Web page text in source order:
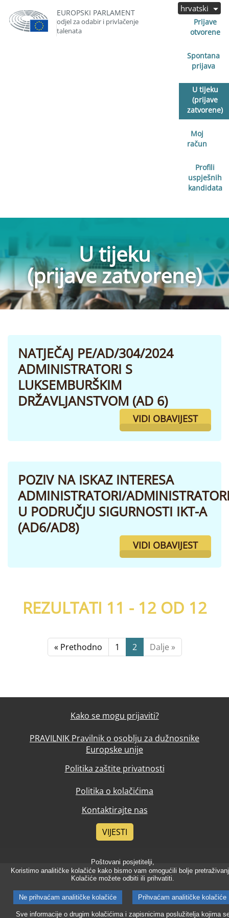
Poštovani posjetitelji,
Koristimo analitičke kolačiće kako bismo vam omogućili bolje
Kolačiće možete odbiti ili prihvatiti.
Ne prihvaćam analitičke kolačiće Prihvaćam analitičke kolačiće
Sve informacije o drugim kolačićima i zapisnicima poslužitelja kojima
EUROPSKI PARLAMENT
odjel za odabir i privlačenje
talenata
Prijave
otvorene
Spontana
prijava
U tijeku
(prijave
zatvorene)
Moj
račun
Profili
uspješnih
kandidata
hrvatski
U tijeku
(prijave zatvorene)
NATJEČAJ PE/AD/304/2024
ADMINISTRATORI S
LUKSEMBURŠKIM
DRŽAVLJANSTVOM (AD 6)
VIDI OBAVIJEST
POZIV NA ISKAZ INTERESA
ADMINISTRATORI/
U PODRUČJU SIGURNOSTI IKT-A
(AD6/AD8)
VIDI OBAVIJEST
REZULTATI 11 - 12 OD 12
« Prethodno 1 2 Dalje »
Kako se mogu prijaviti?
PRAVILNIK Pravilnik o osoblju za dužnosnike
Europske unije
Politika zaštite privatnosti
Politika o kolačićima
Kontaktirajte nas
VIJESTI